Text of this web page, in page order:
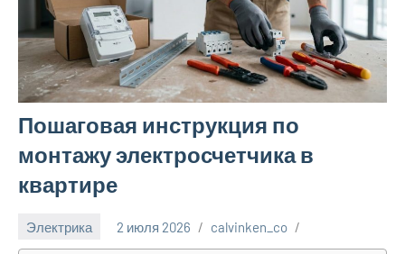
Пошаговая инструкция по
монтажу электросчетчика в
квартире
Электрика 2 июля 2026 calvinken_co